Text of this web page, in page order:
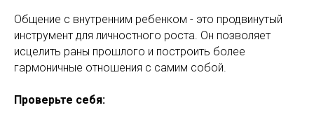
Общение с внутренним ребенком - это продвинутый
инструмент для личностного роста. Он позволяет
исцелить раны прошлого и построить более
гармоничные отношения с самим собой.
Проверьте себя: